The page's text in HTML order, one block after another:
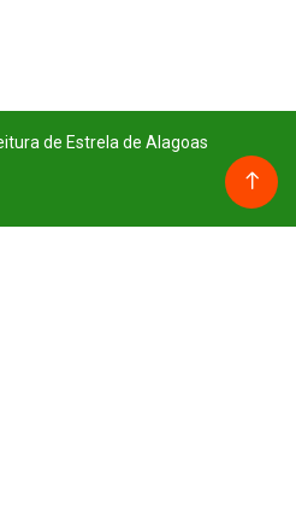
de Estrela de Alagoas